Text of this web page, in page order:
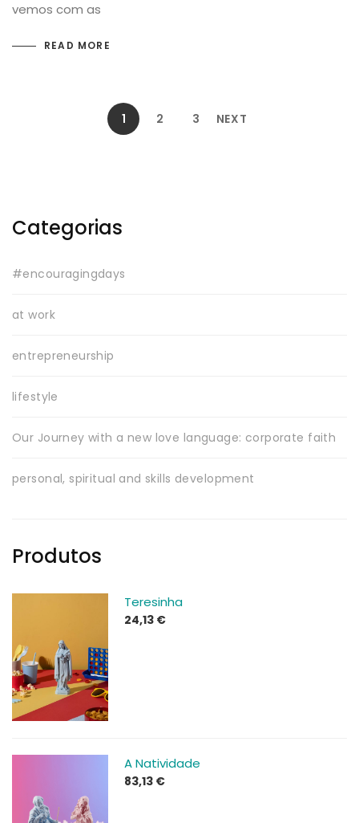
vemos com as
READ MORE
1 2 3 NEXT
Categorias
#encouragingdays
at work
entrepreneurship
lifestyle
Our Journey with a new love language: corporate faith
personal, spiritual and skills development
Produtos
Teresinha
24,13 €
A Natividade
83,13 €